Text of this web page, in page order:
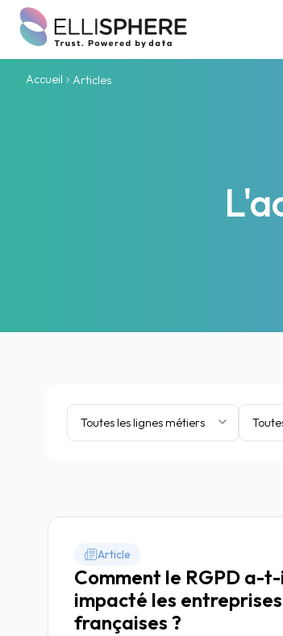
Accueil Articles
Toutes les lignes métiers
Article
Comment le RGPD a-
impacté les entreprises
françaises ?